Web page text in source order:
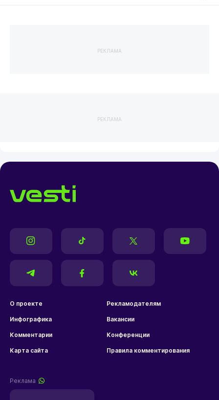
РЕКЛАМА
РЕКЛАМА
О проекте Рекламодателям
Инфографика Вакансии
Комментарии Конференции
Карта сайта Правила комментирования
Реклама